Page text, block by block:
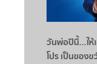
วันพ่อปีนี้...ให้
โปร เป็นของ